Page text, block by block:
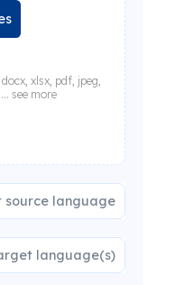
xlsx, pdf, jpeg,
see more
source language
language(s)